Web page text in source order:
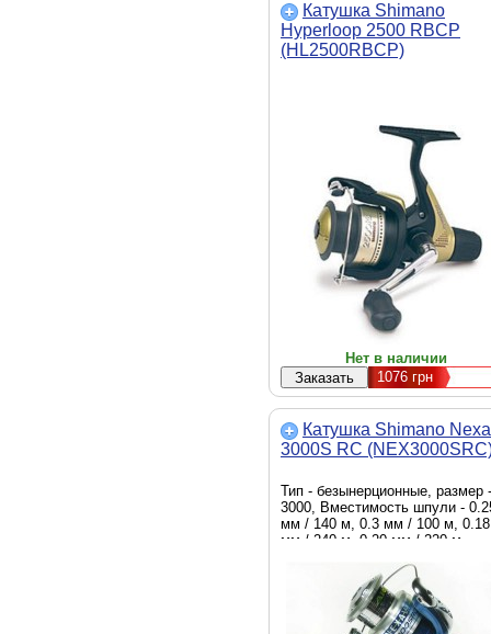
Катушка Shimano
Hyperloop 2500 RBCP
(HL2500RBCP)
Нет в наличии
1076 грн
Катушка Shimano
3000S RC
Тип - безынерционные, размер -
3000, Вместимость шпули -
мм / 140 м, 0.3 мм / 100 м, 0.18
мм / 240 м, 0.20 мм / 220 м,
передаточное число - 5.2:1,